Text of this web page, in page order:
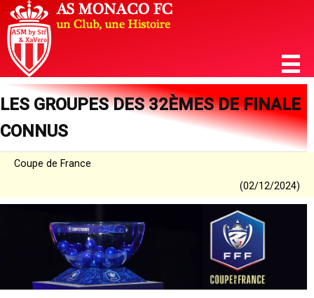
LES GROUPES DES 32ÈMES DE FINALE
CONNUS
Coupe de France
(02/12/2024)